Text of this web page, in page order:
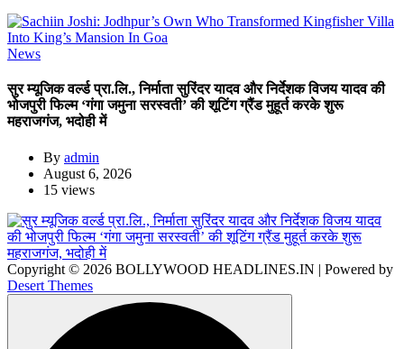
News
सुर म्यूजिक वर्ल्ड प्रा.लि., निर्माता सुरिंदर यादव और निर्देशक विजय यादव की
भोजपुरी फिल्म ‘गंगा जमुना सरस्वती’ की शूटिंग ग्रैंड मुहूर्त करके शुरू
महराजगंज, भदोही में
By admin
August 6, 2026
15 views
Copyright © 2026 BOLLYWOOD HEADLINES.IN | Powered by
Desert Themes